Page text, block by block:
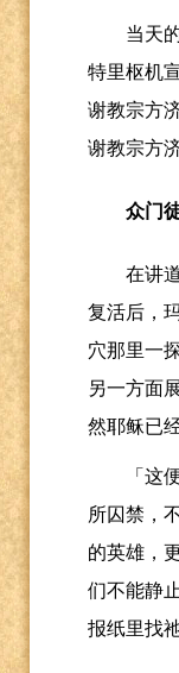
当天
特里枢机
谢教宗方
谢教宗方
众门
在讲
复活后，
穴那里一
另一方面
然耶稣已
「这
所囚禁，
的英雄，
们不能静
报纸里找